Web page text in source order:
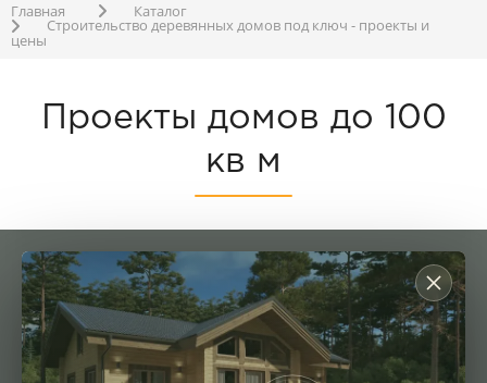
Главная Каталог
Строительство деревянных домов под ключ - проекты и
цены
Проекты домов до 100
кв м
Подбор параметров
Площадь
Цена млн